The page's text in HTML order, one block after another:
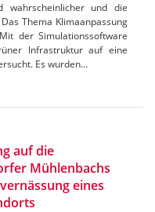
wahrscheinlicher und die
Thema Klimaanpassung
der Simulationssoftware
Infrastruktur auf eine
Es wurden…
auf die
Mühlenbachs
eines